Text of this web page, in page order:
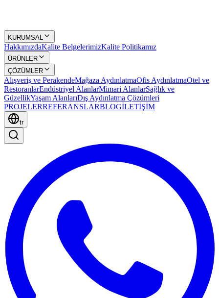
KURUMSAL
HakkımızdaKalite BelgelerimizKalite Politikamız
ÜRÜNLER
ÇÖZÜMLER
Alışveriş ve PerakendeMağaza AydınlatmaOfis AydınlatmaOtel ve
RestoranlarEndüstriyel AlanlarMimari AlanlarSağlık ve
GüzellikYaşam AlanlarıDış Aydınlatma Çözümleri
PROJELERREFERANSLARBLOGİLETİŞİM
tr